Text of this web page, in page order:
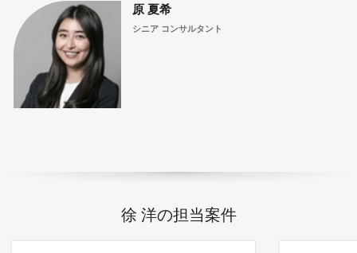
原 夏希
シニア コンサルタント
徐 洋の担当案件